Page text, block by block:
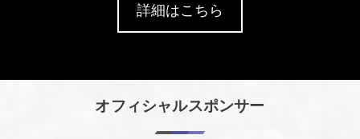
詳細はこちら
オフィシャルスポンサー